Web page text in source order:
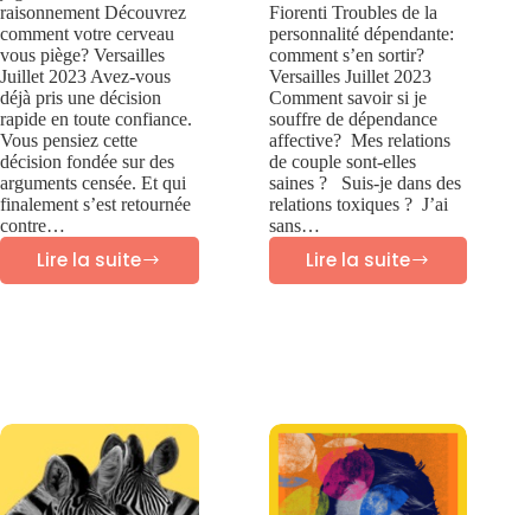
raisonnement Découvrez
comment votre cerveau
vous piège? Versailles
Juillet 2023 Avez-vous
déjà pris une décision
rapide en toute confiance.
Vous pensiez cette
décision fondée sur des
arguments censée. Et qui
finalement s’est retournée
contre…
Lire la suite
Fiorenti Troubles de la
personnalité dépendante:
comment s’en sortir?
Versailles Juillet 2023
Comment savoir si je
souffre de dépendance
affective? Mes relations
de couple sont-elles
saines ? Suis-je dans des
relations toxiques ? J’ai
sans…
Lire la suite
Dépendance
et
traitements